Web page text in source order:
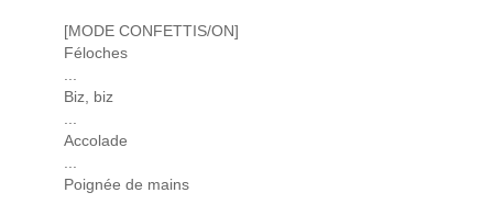
[MODE CONFETTIS/ON]
Féloches
Biz, biz
Accolade
Poignée de mains